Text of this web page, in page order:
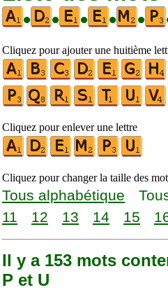
•
• • • •
Cliquez pour ajouter une huitième
Cliquez pour enlever une lettre
Cliquez pour changer la taille des
Tous alphabétique
11
12 13 14 15
Il y a 153 mots
P et U